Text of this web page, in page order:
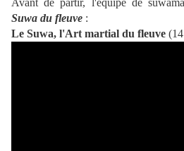
Suwa du fleuve :
Le Suwa, l'Art martial du fleuve